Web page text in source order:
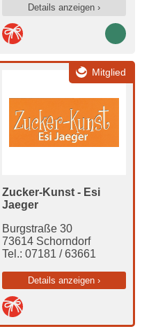
Details anzeigen ›
Mitglied
Zucker-Kunst - Esi
Jaeger
Burgstraße 30
73614 Schorndorf
Tel.: 07181 / 63661
Details anzeigen ›